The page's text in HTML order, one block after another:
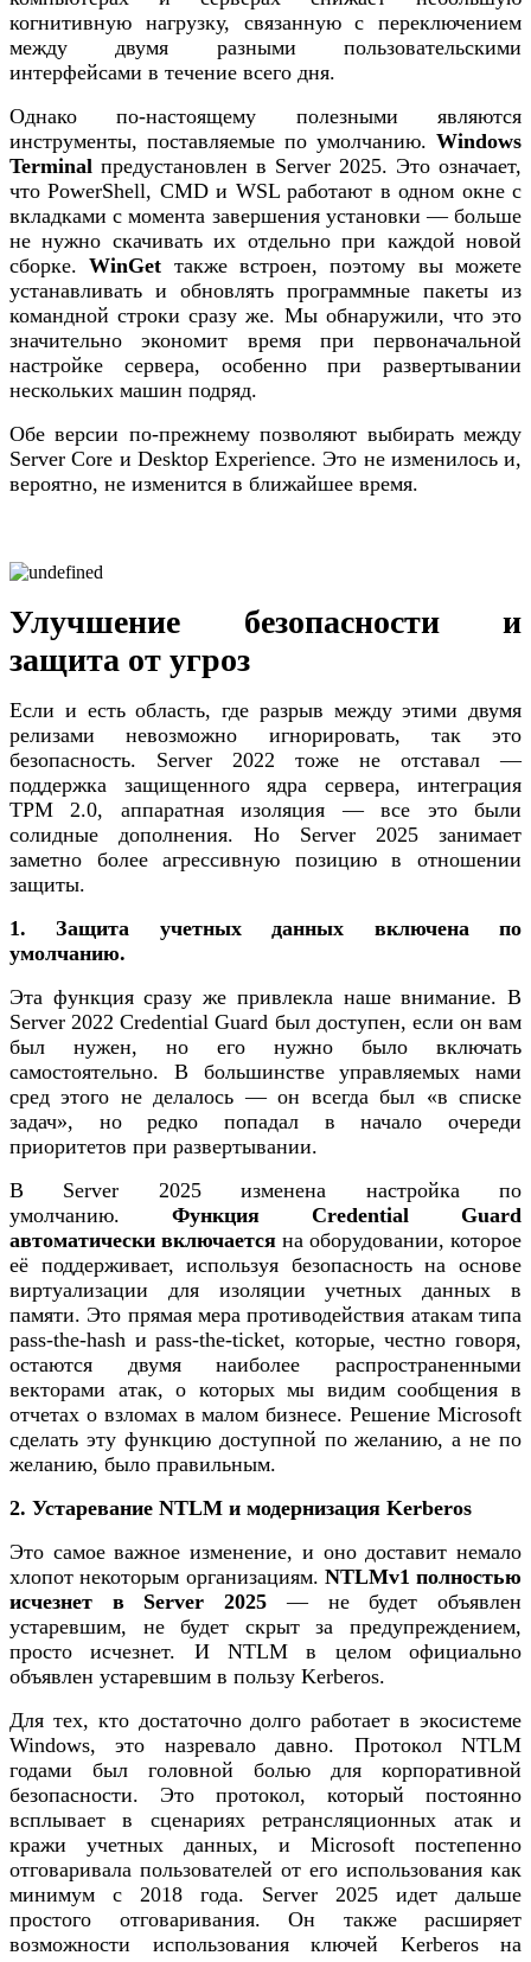
когнитивную нагрузку, связанную с переключением
между двумя разными пользовательскими
интерфейсами в течение всего дня.
Однако по-настоящему полезными являются
инструменты, поставляемые по умолчанию. Windows
Terminal предустановлен в Server 2025. Это означает,
что PowerShell, CMD и WSL работают в одном окне с
вкладками с момента завершения установки — больше
не нужно скачивать их отдельно при каждой новой
сборке.WinGet также встроен, поэтому вы можете
устанавливать и обновлять программные пакеты из
командной строки сразу же. Мы обнаружили, что это
значительно экономит время при первоначальной
настройке сервера, особенно при развертывании
нескольких машин подряд.
Обе версии по-прежнему позволяют выбирать между
Server Core и Desktop Experience. Это не изменилось и,
вероятно, не изменится в ближайшее время.
Улучшение безопасности и
защита от угроз
Если и есть область, где разрыв между этими двумя
релизами невозможно игнорировать, так это
безопасность. Server 2022 тоже не отставал —
поддержка защищенного ядра сервера, интеграция
TPM 2.0, аппаратная изоляция — все это были
солидные дополнения. Но Server 2025 занимает
заметно более агрессивную позицию в отношении
защиты.
1. Защита учетных данных включена по
умолчанию.
Эта функция сразу же привлекла наше внимание. В
Server 2022 Credential Guard был доступен, если он вам
был нужен, но его нужно было включать
самостоятельно. В большинстве управляемых нами
сред этого не делалось — он всегда был «в списке
задач», но редко попадал в начало очереди
приоритетов при развертывании.
В Server 2025 изменена настройка по
умолчанию. Функция Credential Guard
автоматически включается на оборудовании, которое
её поддерживает, используя безопасность на основе
виртуализации для изоляции учетных данных в
памяти. Это прямая мера противодействия атакам типа
pass-the-hash и pass-the-ticket, которые, честно говоря,
остаются двумя наиболее распространенными
векторами атак, о которых мы видим сообщения в
отчетах о взломах в малом бизнесе. Решение Microsoft
сделать эту функцию доступной по желанию, а не по
желанию, было правильным.
2. Устаревание NTLM и модернизация Kerberos
Это самое важное изменение, и оно доставит немало
хлопот некоторым организациям. NTLMv1 полностью
исчезнет в Server 2025 — не будет объявлен
устаревшим, не будет скрыт за предупреждением,
просто исчезнет. И NTLM в целом официально
объявлен устаревшим в пользу Kerberos.
Для тех, кто достаточно долго работает в экосистеме
Windows, это назревало давно. Протокол NTLM
годами был головной болью для корпоративной
безопасности. Это протокол, который постоянно
всплывает в сценариях ретрансляционных атак и
кражи учетных данных, и Microsoft постепенно
отговаривала пользователей от его использования как
минимум с 2018 года. Server 2025 идет дальше
простого отговаривания. Он также расширяет
возможности использования ключей Kerberos на